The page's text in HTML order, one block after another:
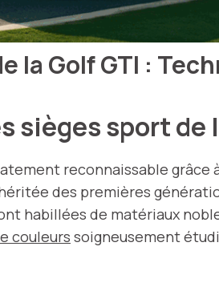
la Golf GTI :
sièges sport de
reconnaissable grâce
des premières
habillées de matériaux
couleurs soigneusement